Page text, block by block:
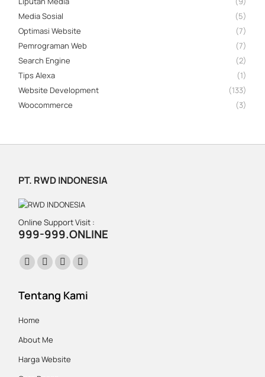
Media Sosial
(5)
Optimasi Website
(7)
Pemrograman Web
(7)
Search Engine
(2)
Tips Alexa
(1)
Website Development
(133)
Woocommerce
(3)
PT. RWD INDONESIA
Online Support Visit :
999-999.ONLINE
Find us on:
Facebook
opens
window
X
opens
window
Instagram
opens
Website
opens
Tentang Kami
Home
About Me
Harga Website